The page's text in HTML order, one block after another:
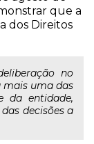
que a
dos Direitos
no
mais uma das
da entidade,
decisões a